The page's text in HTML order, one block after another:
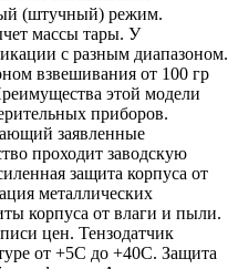
(штучный) режим.
массы тары. У
с разным диапазоном.
взвешивания от 100 гр
этой модели
приборов.
заявленные
проходит заводскую
защита корпуса от
металлических
корпуса от влаги и пыли.
цен. Тензодатчик
от +5С до +40С. Защита